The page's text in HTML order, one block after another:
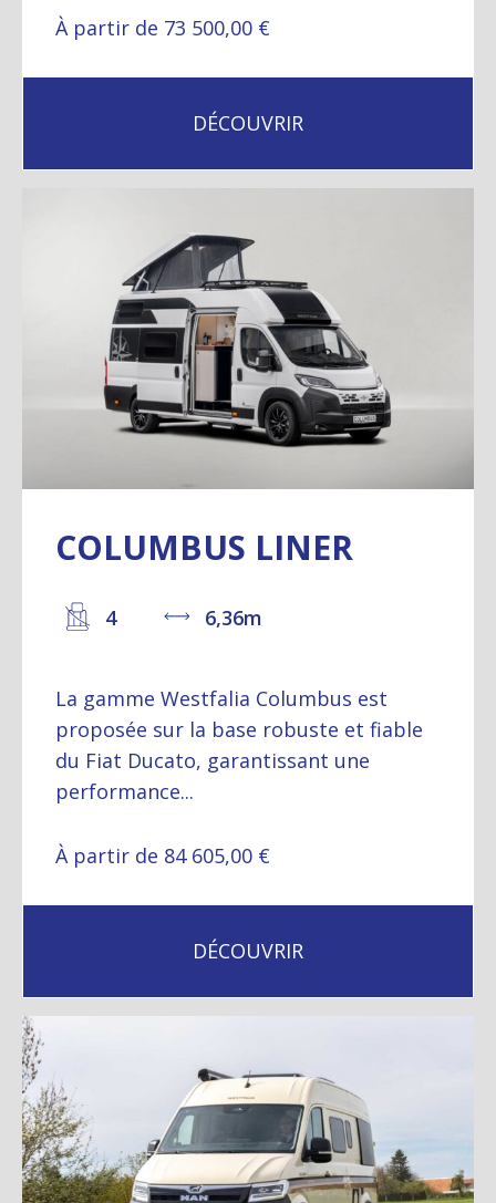
À partir de 73 500,00 €
DÉCOUVRIR
COLUMBUS LINER
4 6,36m
La gamme Westfalia Columbus est
proposée sur la base robuste et fiable
du Fiat Ducato, garantissant une
performance...
À partir de 84 605,00 €
DÉCOUVRIR